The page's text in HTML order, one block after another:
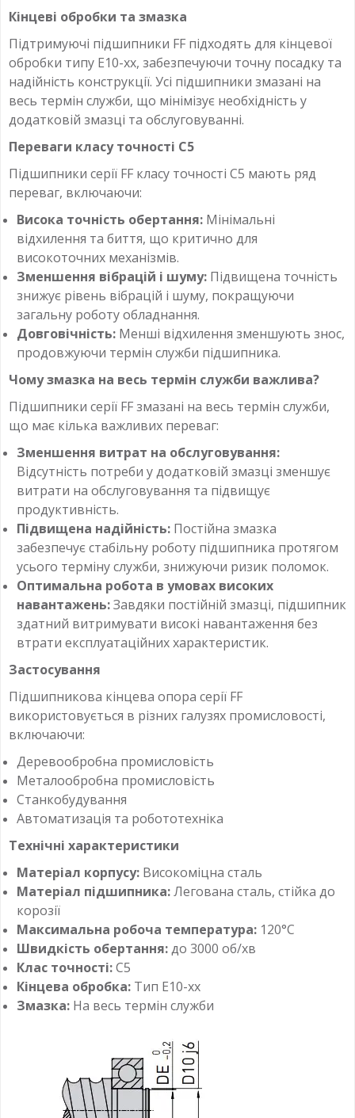
Кінцеві обробки та змазка
Підтримуючі підшипники FF підходять для кінцевої
обробки типу E10-xx, забезпечуючи точну посадку та
надійність конструкції. Усі підшипники змазані на
весь термін служби, що мінімізує необхідність у
додатковій змазці та обслуговуванні.
Переваги класу точності C5
Підшипники серії FF класу точності C5 мають ряд
переваг, включаючи:
Висока точність обертання: Мінімальні
відхилення та биття, що критично для
високоточних механізмів.
Зменшення вібрацій і шуму: Підвищена точність
знижує рівень вібрацій і шуму, покращуючи
загальну роботу обладнання.
Довговічність: Менші відхилення зменшують знос,
продовжуючи термін служби підшипника.
Чому змазка на весь термін служби важлива?
Підшипники серії FF змазані на весь термін служби,
що має кілька важливих переваг:
Зменшення витрат на обслуговування:
Відсутність потреби у додатковій змазці зменшує
витрати на обслуговування та підвищує
продуктивність.
Підвищена надійність: Постійна змазка
забезпечує стабільну роботу підшипника протягом
усього терміну служби, знижуючи ризик поломок.
Оптимальна робота в умовах високих
навантажень:Завдяки постійній змазці, підшипник
здатний витримувати високі навантаження без
втрати експлуатаційних характеристик.
Застосування
Підшипникова кінцева опора серії FF
використовується в різних галузях промисловості,
включаючи:
Деревообробна промисловість
Металообробна промисловість
Станкобудування
Автоматизація та робототехніка
Технічні характеристики
Матеріал корпусу: Високоміцна сталь
Матеріал підшипника:Легована сталь, стійка до
корозії
Максимальна робоча температура: 120°C
Швидкість обертання:до 3000 об/хв
Клас точності:C5
Кінцева обробка: Тип E10-xx
Змазка: На весь термін служби